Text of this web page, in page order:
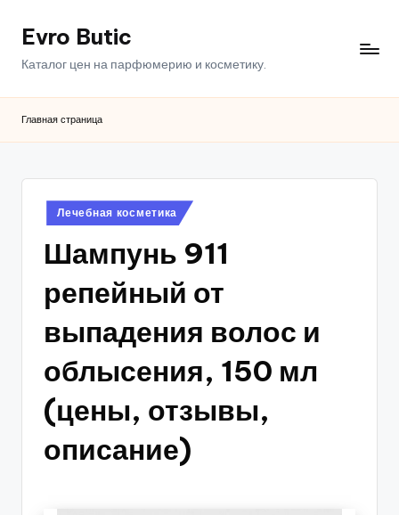
ПерейтиEvro Butic
Каталог цен на парфюмерию и косметику.
Главная страница
Опубликовано
в
Лечебная косметика
Шампунь 911
репейный от
выпадения волос и
облысения, 150 мл
(цены, отзывы,
описание)